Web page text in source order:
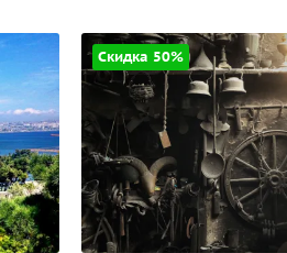
Скидка 50%